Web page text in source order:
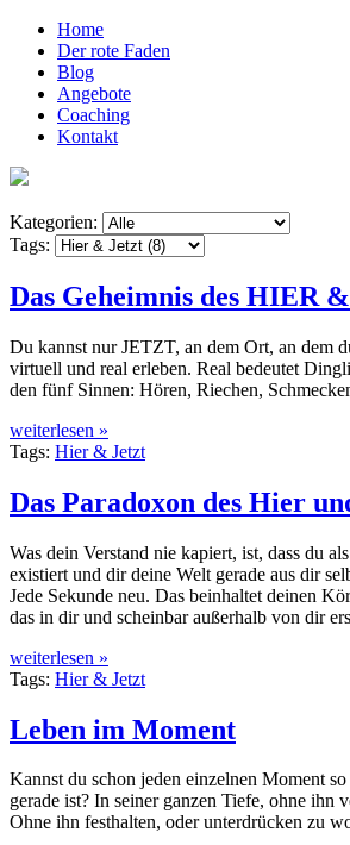
Home
Der rote Faden
Blog
Angebote
Coaching
Kontakt
Kategorien:
Tags:
Das Geheimnis des HIER
Du kannst nur JETZT, an dem Ort, an dem
virtuell und real erleben. Real bedeutet
den fünf Sinnen: Hören, Riechen,
weiterlesen »
Tags: Hier & Jetzt
Das Paradoxon des Hier
Was dein Verstand nie kapiert, ist, dass du
existiert und dir deine Welt gerade aus dir
Jede Sekunde neu. Das beinhaltet deinen
das in dir und scheinbar außerhalb von dir
weiterlesen »
Tags: Hier & Jetzt
Leben im Moment
Kannst du schon jeden einzelnen Moment
gerade ist? In seiner ganzen Tiefe, ohne ihn
Ohne ihn festhalten, oder unterdrücken zu